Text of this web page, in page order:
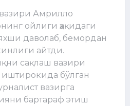
Амрилло
ойлиги ҳақидаги
даволаб, бемордан
айтди.
сақлаш вазири
бўлган
вазирга
бартараф этиш